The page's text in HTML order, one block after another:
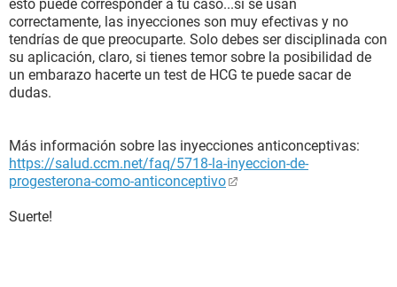
esto puede corresponder a tu caso...si se usan
correctamente, las inyecciones son muy efectivas y no
tendrías de que preocuparte. Solo debes ser disciplinada con
su aplicación, claro, si tienes temor sobre la posibilidad de
un embarazo hacerte un test de HCG te puede sacar de
dudas.
Más información sobre las inyecciones anticonceptivas:
https://salud.ccm.net/faq/5718-la-inyeccion-de-
progesterona-como-anticonceptivo
Suerte!